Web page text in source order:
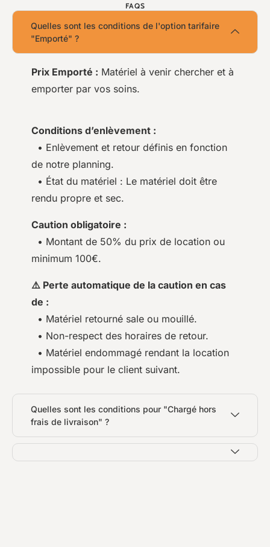
FAQS
Quelles sont les conditions de l'option tarifaire
"Emporté" ?
Prix Emporté : Matériel à venir chercher et à
emporter par vos soins.
Conditions d’enlèvement :
• Enlèvement et retour définis en fonction
de notre planning.
• État du matériel : Le matériel doit être
rendu propre et sec.
Caution obligatoire :
• Montant de 50% du prix de location ou
minimum 100€.
⚠️ Perte automatique de la caution en cas
de :
• Matériel retourné sale ou mouillé.
• Non-respect des horaires de retour.
• Matériel endommagé rendant la location
impossible pour le client suivant.
Quelles sont les conditions pour "Chargé hors
frais de livraison" ?